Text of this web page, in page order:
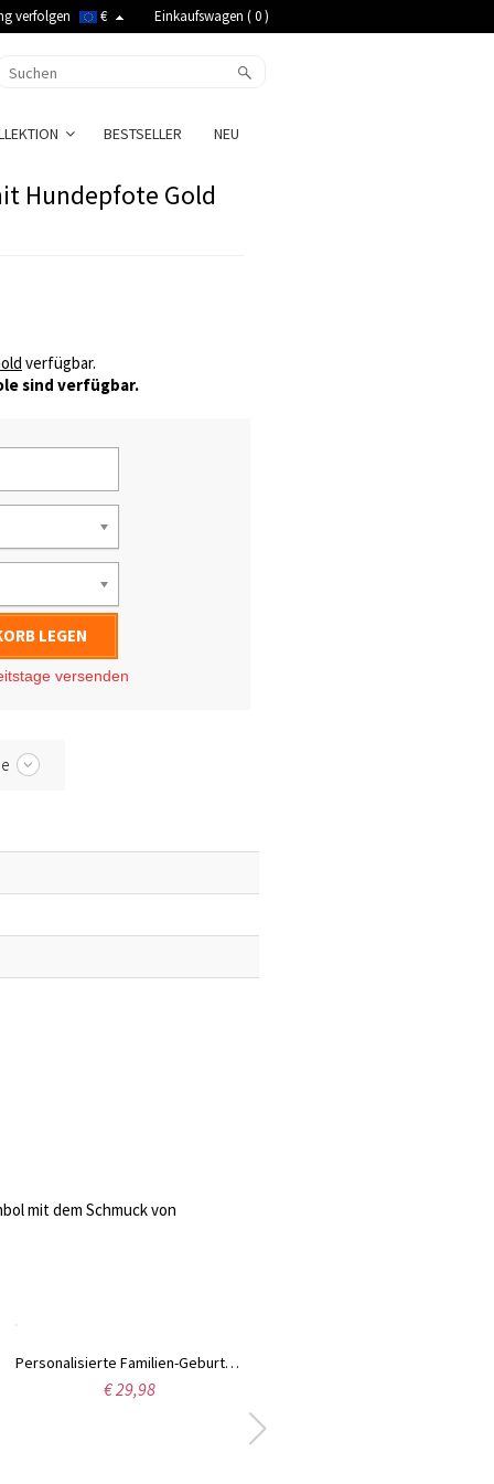
verfolgen € Einkaufswagen (0)
BESTSELLER NEU
Hundepfote Gold
verfügbar.
sind verfügbar.
LEGEN
versenden
mit dem Schmuck von
Personalisierte Familien-Geburtsstein-Halskette mit unendlichem Kreuz, Kreuzanhänger aus 925er Sterlingsilber mit Geburtssteinen, Geburtstags-/christliches Geschenk für Mama/Oma/Sie
€ 29,98